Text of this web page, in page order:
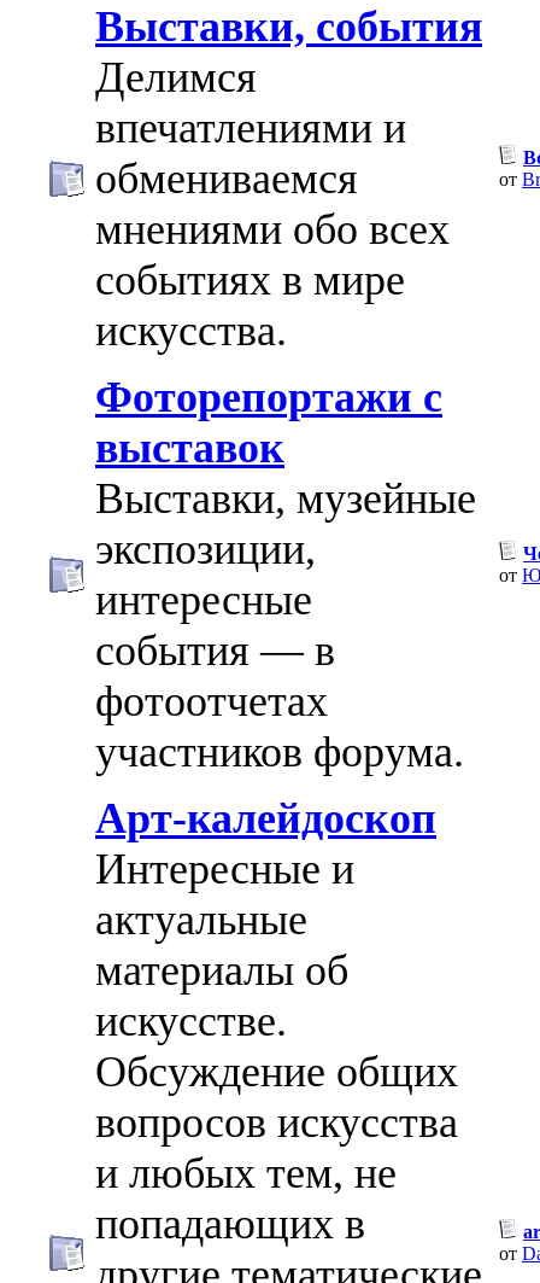
Выставки, события
Делимся
впечатлениями и
обмениваемся
мнениями обо всех
событиях в мире
искусства.
от
Фоторепортажи с
выставок
Выставки, музейные
экспозиции,
интересные
события — в
фотоотчетах
участников форума.
от
Арт-калейдоскоп
Интересные и
актуальные
материалы об
искусстве.
Обсуждение общих
вопросов искусства
и любых тем, не
попадающих в
от